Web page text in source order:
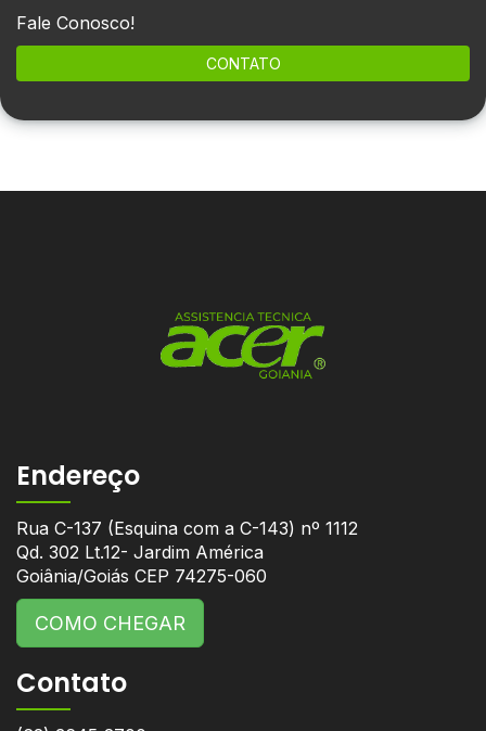
Fale Conosco!
CONTATO
Endereço
Rua C-137 (Esquina com a C-143) nº 1112
Qd. 302 Lt.12- Jardim América
Goiânia/Goiás CEP 74275-060
COMO CHEGAR
Contato